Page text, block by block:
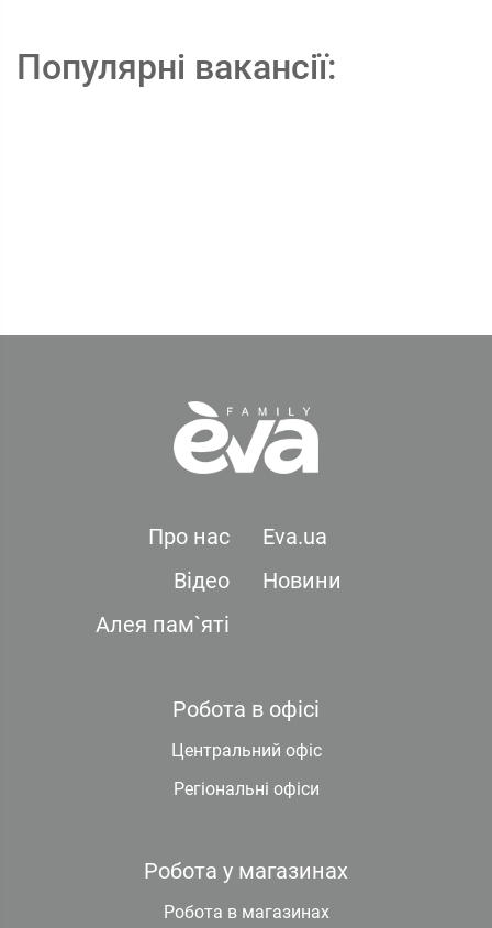
Популярні вакансії:
Про нас
Eva.ua
Відео
Новини
Алея пам`яті
Робота в офісі
Центральний офіс
Регіональні офіси
Робота у магазинах
Робота в магазинах